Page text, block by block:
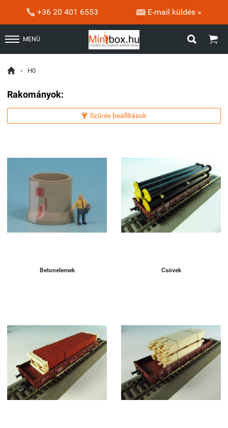
 +36 20 401 6553  E-mail küldés »
MENÜ  
 » H0
Rakományok:
 Szűrés beállítások
Betonelemek Csövek